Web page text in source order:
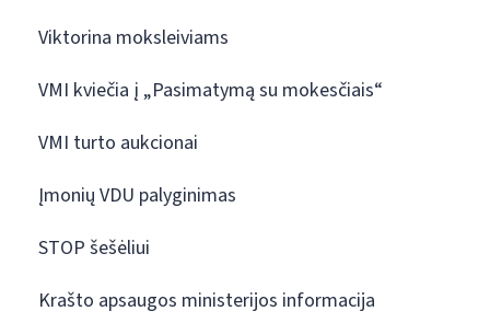
Viktorina moksleiviams
VMI kviečia į „Pasimatymą su mokesčiais“
VMI turto aukcionai
Įmonių VDU palyginimas
STOP šešėliui
Krašto apsaugos ministerijos informacija